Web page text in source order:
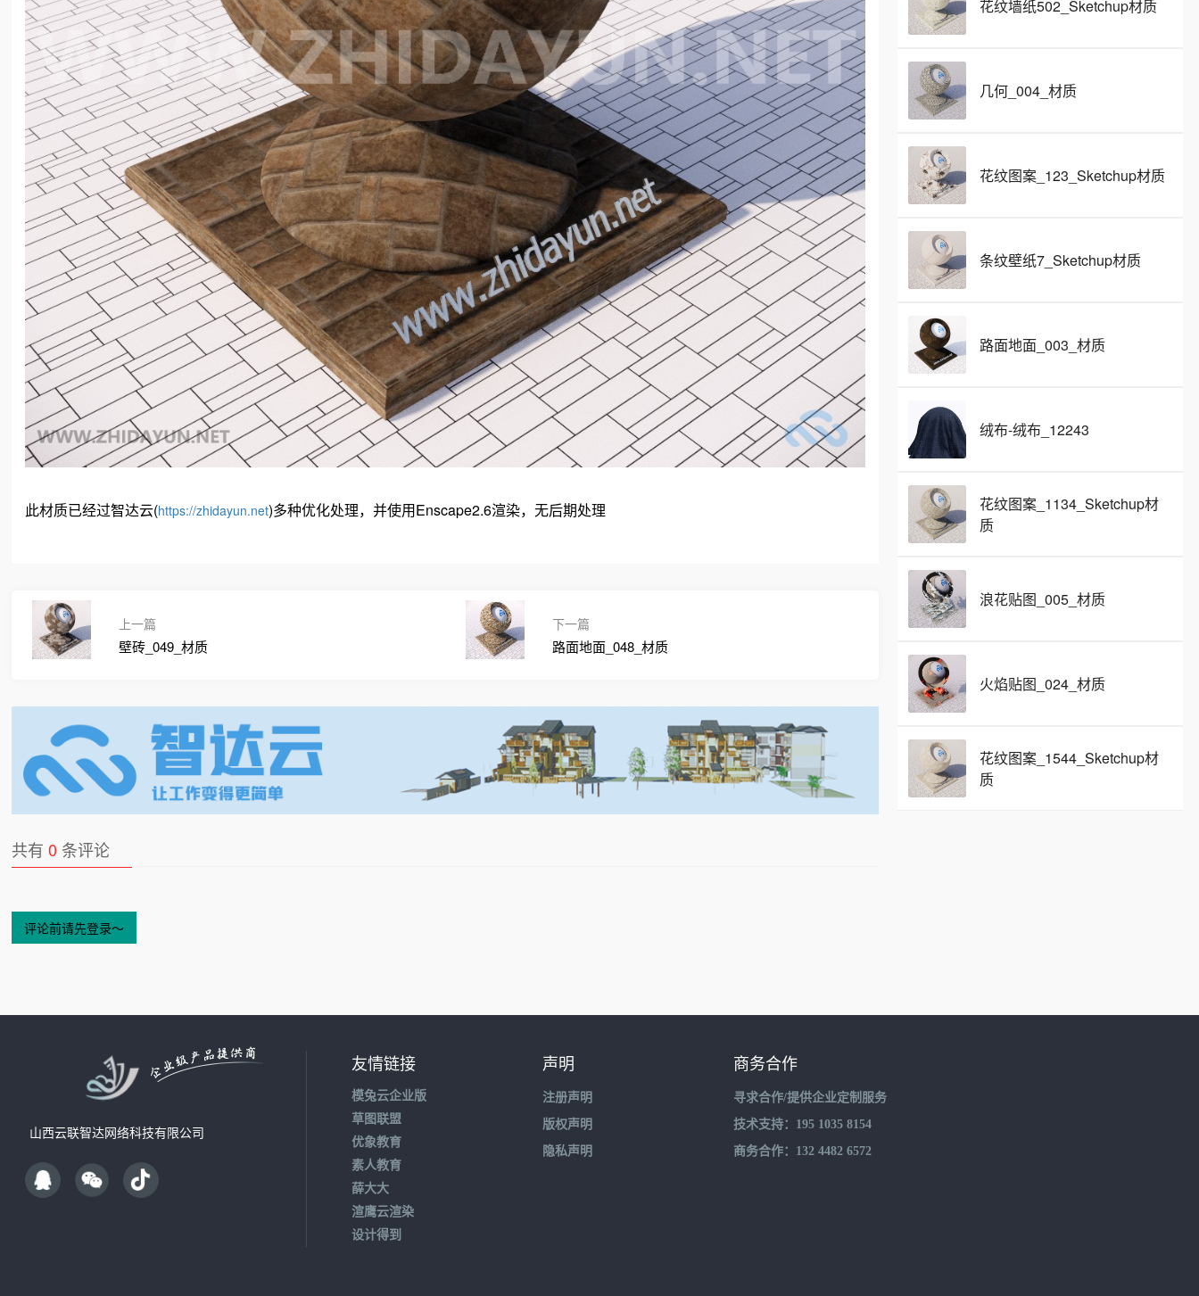
此材质已经过智达云(https://zhidayun.net)多种优化处理，并使用Enscape2.6渲染，无后期处理
上一篇
壁砖_049_材质
下一篇
路面地面_048_材质
共有0 条评论
花纹墙纸502_Sketchup材质
几何_004_材质
花纹图案_123_Sketchup材质
条纹壁纸7_Sketchup材质
路面地面_003_材质
绒布-绒布_12243
花纹图案_1134_Sketchup材
质
浪花贴图_005_材质
火焰贴图_024_材质
花纹图案_1544_Sketchup材
质
山西云联智达网络科技有限公司
友情链接
模兔云企业版
草图联盟
优象教育
素人教育
薛大大
渲鹰云渲染
设计得到
声明
注册声明
版权声明
隐私声明
商务合作
寻求合作/提供企业定制服务
技术支持：195 1035 8154
商务合作：132 4482 6572